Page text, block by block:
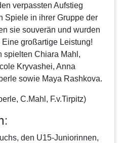
verpassten Aufstieg
Spiele in ihrer Gruppe der
sie souverän und wurden
großartige Leistung!
spielten Chiara Mahl,
Kryvashei, Anna
sowie Maya Rashkova.
C.Mahl, F.v.Tirpitz)
den U15-Juniorinnen,